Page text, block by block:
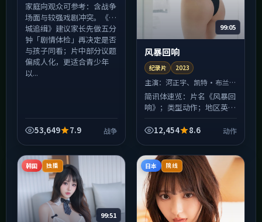
家庭向观众可参考：含战争
场面与较强戏剧冲突。《焚
城追缉》建议家长先做五分
钟「剧情体检」再决定是否
与孩子同看；片中部分议题
偏成人化，更适合青少年
以...
53,649 7.9 战争
99:05
风暴回响
纪录片 2023
主演：河正宇、凯特·布兰切
特 等
简讯体速览：片名《风暴回
响》；类型动作；地区英
克制、压迫感、后劲偏大。
地...
12,454 8.6 动作
韩国 独播
99:51
日本 院线